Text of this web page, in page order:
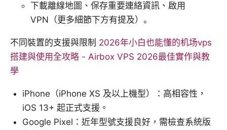
下載離線地圖、保存重要連絡資訊、啟用
VPN（更多細節下方有提及）。
不同裝置的支援與限制 2026年小白也能懂的机场vps
搭建與使用全攻略 - Airbox VPS 2026最佳實作與教
學
iPhone（iPhone XS 及以上機型）：高相容性，
iOS 13+ 起正式支援。
Google Pixel：近年型號支援良好，需檢查系統版